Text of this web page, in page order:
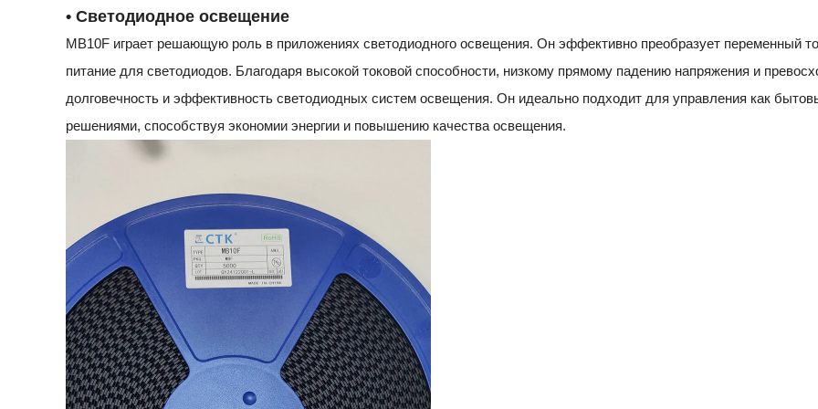
• Светодиодное освещение
MB10F играет решающую роль в приложениях светодиодного освещения. Он эффективно преобразует переменный
питание для светодиодов. Благодаря высокой токовой способности, низкому прямому падению напряжения и
долговечность и эффективность светодиодных систем освещения. Он идеально подходит для управления как
решениями, способствуя экономии энергии и повышению качества освещения.